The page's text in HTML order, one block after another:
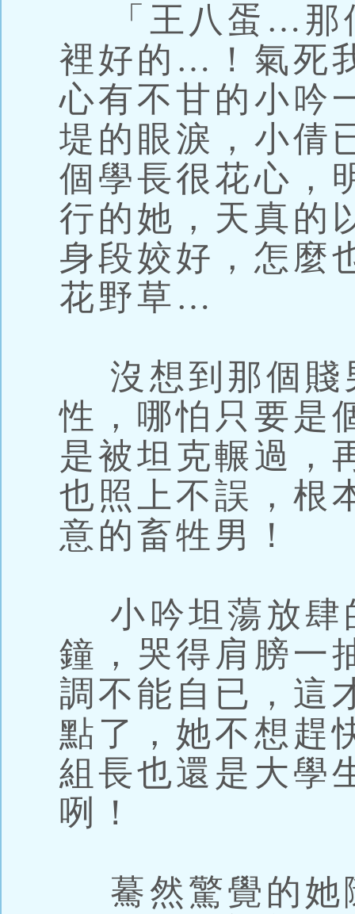
「王八蛋…那
裡好的…！氣死
心有不甘的小吟
堤的眼淚，小倩
個學長很花心，
行的她，天真的
身段姣好，怎麼
花野草…
沒想到那個賤
性，哪怕只要是
是被坦克輾過，
也照上不誤，根
意的畜牲男！
小吟坦蕩放肆
鐘，哭得肩膀一
調不能自已，這
點了，她不想趕
組長也還是大學
咧！
驀然驚覺的她